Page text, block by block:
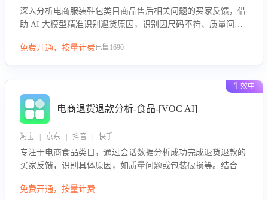
深入分析电商服装鞋包类目商品售后相关问题的买家反馈，借
助 AI 大模型精准识别退货原因，识别因尺码不符、质量问题
商家优化产品或服务，实现销售额的显著提升。
免费开通，按量计费已售1690+
生效中
电商退货退款分析-食品-[VOC AI]
淘宝 | 京东 | 抖音 | 快手
专注于电商食品类目，通过会话数据分析成功完成退货退款的
买家反馈，识别具体原因，如质量问题或包装破损等。结合AI
低退款率，提升售后效率。
免费开通，按量计费